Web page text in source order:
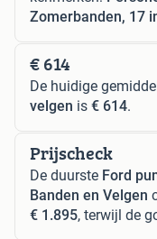
Zomerbanden, 17
€ 614
De huidige
velgen is € 614.
Prijscheck
De duurste Ford
Banden en Velgen
€ 1.895, terwijl de